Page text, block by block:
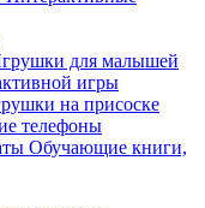
для малышей
игры
на присоске
телефоны
Обучающие книги,